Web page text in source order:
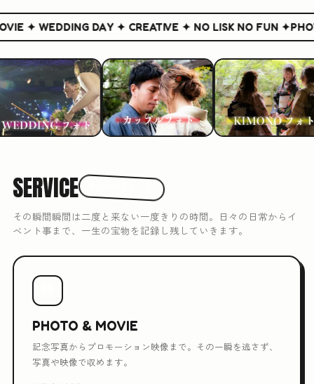
✦ WEDDING DAY ✦ CREATIVE ✦ NO LISK NO FUN ✦
SERVICE
その瞬間瞬間は二度と来ない一度きりの時間。日々の日常からイ
ベント事まで、一生の宝物を記録し残していきます。
PHOTO & MOVIE
記念写真からプロモーション映像まで。その一瞬を逃さず、
写真や映像で収めます。